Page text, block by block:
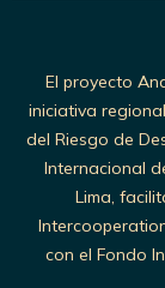
El proyecto
iniciativa
del Riesgo de
Internacional
Lima,
con el Fondo